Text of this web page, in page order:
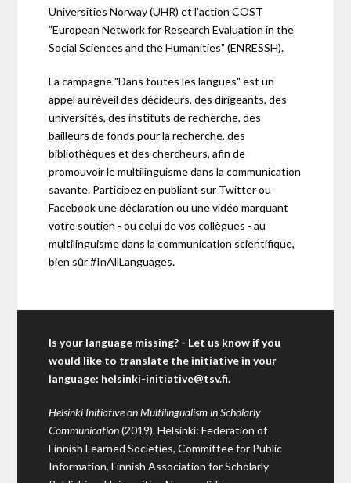
Universities Norway (UHR) et l'action COST
"European Network for Research Evaluation in the
Social Sciences and the Humanities" (ENRESSH).
La campagne "Dans toutes les langues" est un
appel au réveil des décideurs, des dirigeants, des
universités, des instituts de recherche, des
bailleurs de fonds pour la recherche, des
bibliothèques et des chercheurs, afin de
promouvoir le multilinguisme dans la communication
savante. Participez en publiant sur Twitter ou
Facebook une déclaration ou une vidéo marquant
votre soutien - ou celui de vos collègues - au
multilinguisme dans la communication scientifique,
bien sûr #InAllLanguages.
Is your language missing? - Let us know if you
would like to translate the initiative in your
language: helsinki-initiative@tsv.fi.
Helsinki Initiative on Multilingualism in Scholarly
Communication(2019). Helsinki: Federation of
Finnish Learned Societies, Committee for Public
Information, Finnish Association for Scholarly